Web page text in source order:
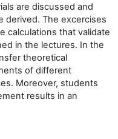
are discussed and
derived. The excercises
calculations that validate
in the lectures. In the
theoretical
of different
Moreover, students
results in an